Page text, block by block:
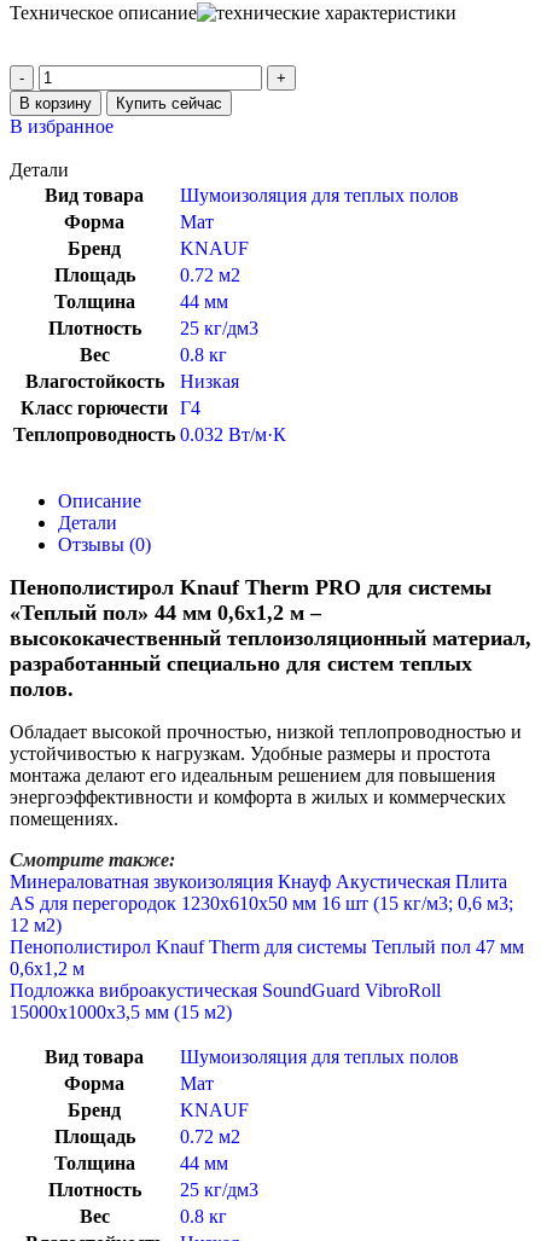
Техническое описание
В корзину Купить сейчас
В избранное
Детали
Вид товара
Шумоизоляция для теплых полов
Форма
Мат
Бренд
KNAUF
Площадь
0.72 м2
Толщина
44 мм
Плотность
25 кг/дм3
Вес
0.8 кг
Влагостойкость
Низкая
Класс горючести Г4
Теплопроводность 0.032 Вт/м·К
Описание
Детали
Отзывы (0)
Пенополистирол Knauf Therm PRO для системы
«Теплый пол» 44 мм 0,6х1,2 м –
высококачественный теплоизоляционный материал,
разработанный специально для систем теплых
полов.
Обладает высокой прочностью, низкой теплопроводностью и
устойчивостью к нагрузкам. Удобные размеры и простота
монтажа делают его идеальным решением для повышения
энергоэффективности и комфорта в жилых и коммерческих
помещениях.
Смотрите также:
Минераловатная звукоизоляция Кнауф Акустическая Плита
AS для перегородок 1230x610x50 мм 16 шт (15 кг/м3; 0,6 м3;
12 м2)
Пенополистирол Knauf Therm для системы Теплый пол 47 мм
0,6х1,2 м
Подложка виброакустическая SoundGuard VibroRoll
15000х1000х3,5 мм (15 м2)
Вид товара
Шумоизоляция для теплых полов
Форма
Мат
Бренд
KNAUF
Площадь
0.72 м2
Толщина
44 мм
Плотность
25 кг/дм3
Вес
0.8 кг